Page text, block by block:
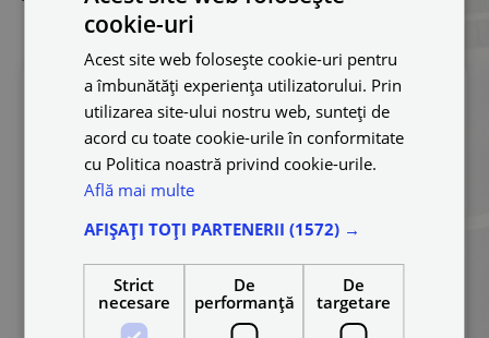
Număr de telefon
cookie-uri
Acest site web folosește cookie-uri pentru
a îmbunătăți experiența utilizatorului. Prin
utilizarea site-ului nostru web, sunteți de
acord cu toate cookie-urile în conformitate
cu Politica noastră privind cookie-urile.
Află mai multe
AFIȘAȚI TOȚI PARTENERII (1572) →
Strict
necesare
De
performanță
De
targetare